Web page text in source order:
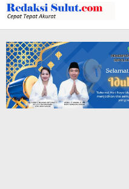
Lewati
ke
konten